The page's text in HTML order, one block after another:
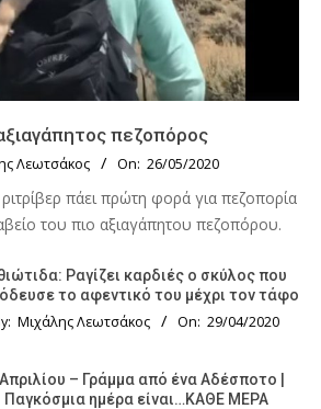
πεζοπόρος
Λεωτσάκος On: 26/05/2020
πάει πρώτη φορά για πεζοπορία
του πιο αξιαγάπητου πεζοπόρου.
Ραγίζει καρδιές ο σκύλος που
το αφεντικό του μέχρι τον τάφο
Μιχάλης Λεωτσάκος On: 29/04/2020
– Γράμμα από ένα Αδέσποτο |
Παγκόσμια ημέρα είναι…ΚΑΘΕ ΜΕΡΑ